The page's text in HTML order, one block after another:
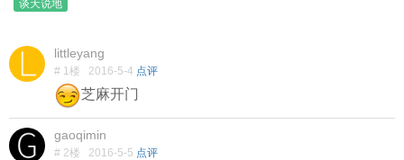
谈天说地
littleyang
# 1楼 2016-5-4 点评
芝麻开门
gaoqimin
# 2楼 2016-5-5 点评